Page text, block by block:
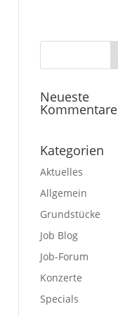
Neueste
Kommentare
Kategorien
Aktuelles
Allgemein
Grundstücke
Job Blog
Job-Forum
Konzerte
Specials